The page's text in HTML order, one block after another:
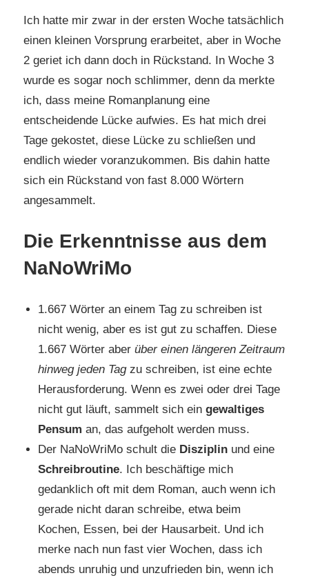
Ich hatte mir zwar in der ersten Woche tatsächlich
einen kleinen Vorsprung erarbeitet, aber in Woche
2 geriet ich dann doch in Rückstand. In Woche 3
wurde es sogar noch schlimmer, denn da merkte
ich, dass meine Romanplanung eine
entscheidende Lücke aufwies. Es hat mich drei
Tage gekostet, diese Lücke zu schließen und
endlich wieder voranzukommen. Bis dahin hatte
sich ein Rückstand von fast 8.000 Wörtern
angesammelt.
Die Erkenntnisse aus dem
NaNoWriMo
1.667 Wörter an einem Tag zu schreiben ist
nicht wenig, aber es ist gut zu schaffen. Diese
1.667 Wörter aberüber einen längeren Zeitraum
hinweg jeden Tagzu schreiben, ist eine echte
Herausforderung. Wenn es zwei oder drei Tage
nicht gut läuft, sammelt sich eingewaltiges
Pensum an, das aufgeholt werden muss.
Der NaNoWriMo schult die Disziplin und eine
Schreibroutine. Ich beschäftige mich
gedanklich oft mit dem Roman, auch wenn ich
gerade nicht daran schreibe, etwa beim
Kochen, Essen, bei der Hausarbeit. Und ich
merke nach nun fast vier Wochen, dass ich
abends unruhig und unzufrieden bin, wenn ich